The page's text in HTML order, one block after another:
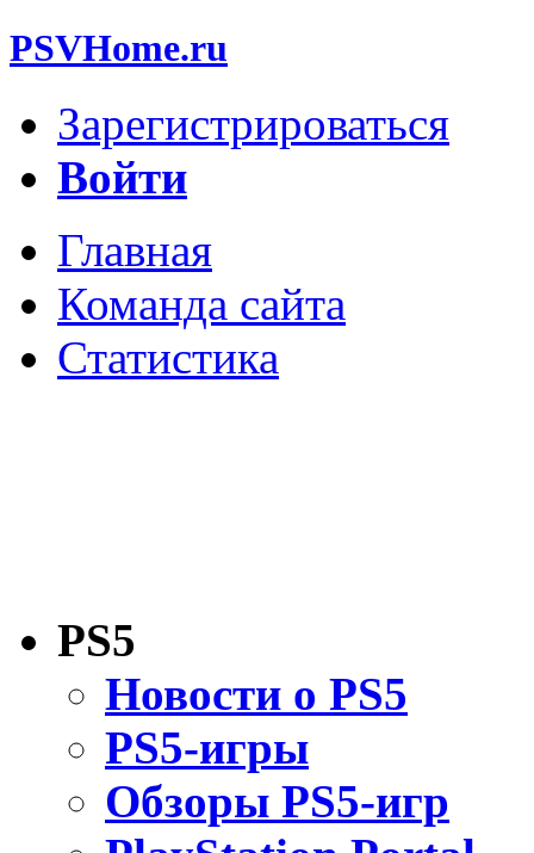
PSVHome.ru
Зарегистрироваться
Войти
Главная
Команда сайта
Статистика
PS5
Новости о PS5
PS5-игры
Обзоры PS5-игр